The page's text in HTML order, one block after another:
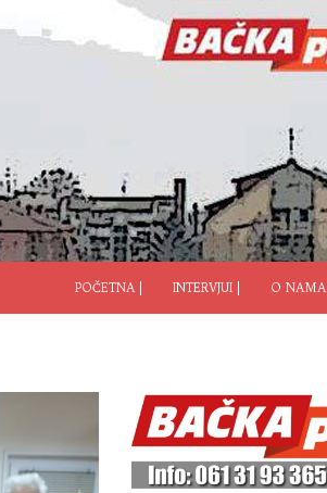
POČETNA |
INTERVJUI | O NAMA |